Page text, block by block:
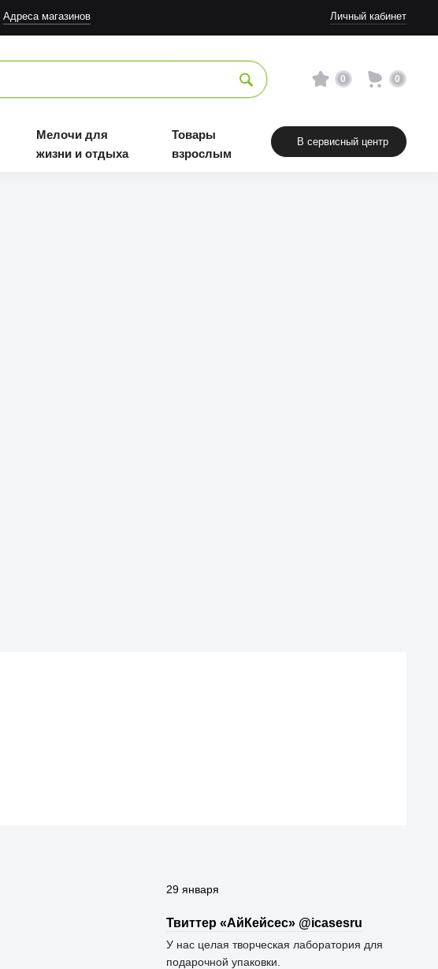
Адреса магазинов Личный кабинет
0 0
Мелочи для
жизни и отдыха
Товары
взрослым
В сервисный центр
29 января
Твиттер «АйКейсес» ‏@icasesru
У нас целая творческая лаборатория для
подарочной упаковки.